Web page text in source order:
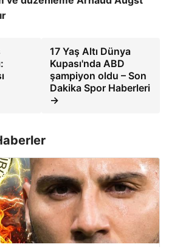
17 Yaş Altı Dünya
Kupası'nda ABD
şampiyon oldu – Son
Dakika Spor Haberleri
→